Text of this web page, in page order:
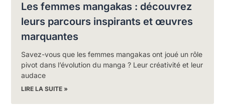
Les femmes mangakas : découvrez
leurs parcours inspirants et œuvres
marquantes
Savez-vous que les femmes mangakas ont joué un rôle
pivot dans l’évolution du manga ? Leur créativité et leur
audace
LIRE LA SUITE »